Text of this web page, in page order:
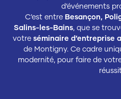
d’événements
C’est entre Besançon,
Salins-les-Bains, que se
votreséminaire d’entreprise
de Montigny. Ce cadre
modernité, pour faire de